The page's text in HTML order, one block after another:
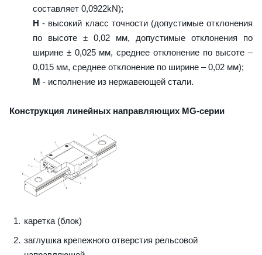
составляет 0,0922kN);
H - высокий класс точности (допустимые отклонения
по высоте ± 0,02 мм, допустимые отклонения по
ширине ± 0,025 мм, среднее отклонение по высоте –
0,015 мм, среднее отклонение по ширине – 0,02 мм);
M - исполнение из нержавеющей стали.
Конструкция линейных направляющих MG-серии
каретка (блок)
заглушка крепежного отверстия рельсовой